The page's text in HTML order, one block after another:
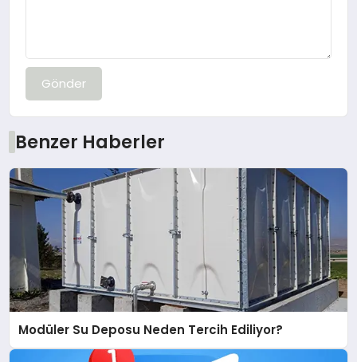
Gönder
Benzer Haberler
Modüler Su Deposu Neden Tercih Ediliyor?